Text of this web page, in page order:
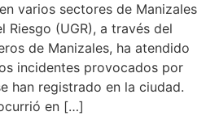
varios sectores de Manizales
Riesgo (UGR), a través del
de Manizales, ha atendido
incidentes provocados por
han registrado en la ciudad.
en […]